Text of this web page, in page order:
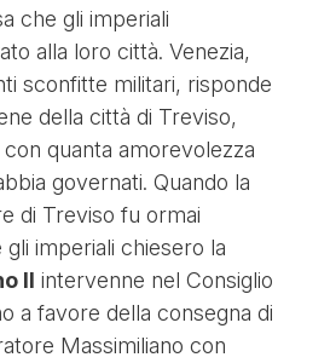
che gli imperiali
alla loro città. Venezia,
sconfitte militari, risponde
della città di Treviso,
quanta amorevolezza
governati. Quando la
di Treviso fu ormai
imperiali chiesero la
II intervenne nel Consiglio
a favore della consegna di
Massimiliano con